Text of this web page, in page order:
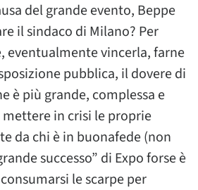
del grande evento, Beppe
il sindaco di Milano? Per
eventualmente vincerla, farne
pubblica, il dovere di
è più grande, complessa e
in crisi le proprie
da chi è in buonafede (non
successo” di Expo forse è
le scarpe per